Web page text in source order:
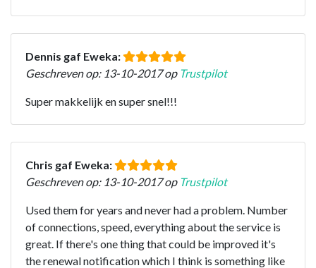
Dennis gaf Eweka:
Geschreven op: 13-10-2017 op Trustpilot
Super makkelijk en super snel!!!
Chris gaf Eweka:
Geschreven op: 13-10-2017 op Trustpilot
Used them for years and never had a problem. Number
of connections, speed, everything about the service is
great. If there's one thing that could be improved it's
the renewal notification which I think is something like